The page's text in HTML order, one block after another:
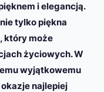
i elegancją.
tylko piękna
który może
życiowych. W
wyjątkowemu
najlepiej